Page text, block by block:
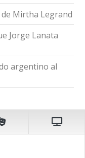
Mirtha Legrand
Jorge Lanata
argentino al